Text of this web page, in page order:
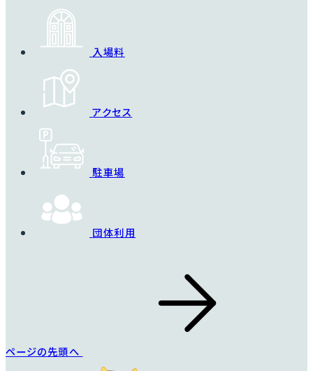
入場料
アクセス
駐車場
団体利用
ページの先頭へ